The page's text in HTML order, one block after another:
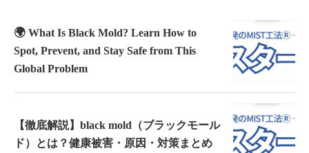
🌍 What Is Black Mold? Learn How to
Spot, Prevent, and Stay Safe from This
Global Problem
【徹底解説】black mold（ブラックモール
ド）とは？健康被害・原因・対策まとめ